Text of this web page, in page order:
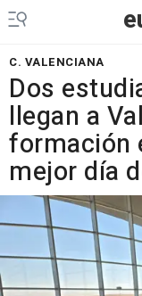
C. VALENCIANA
Dos
llegan a
formación
mejor día